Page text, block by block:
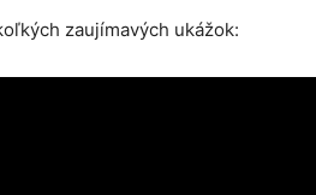
zaujímavých ukážok: